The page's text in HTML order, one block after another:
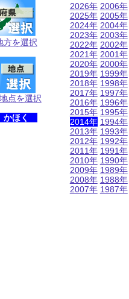
方を選択
点を選択
ほく
2026年
2025年
2024年
2023年
2022年
2021年
2020年
2019年
2018年
2017年
2016年
2015年
2014年
2013年
2012年
2011年
2010年
2009年
2008年
2007年
2006年
2005年
2004年
2003年
2002年
2001年
2000年
1999年
1998年
1997年
1996年
1995年
1994年
1993年
1992年
1991年
1990年
1989年
1988年
1987年